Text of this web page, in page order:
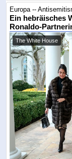
Europa --
Ein hebräisches
Ronaldo-
The White House